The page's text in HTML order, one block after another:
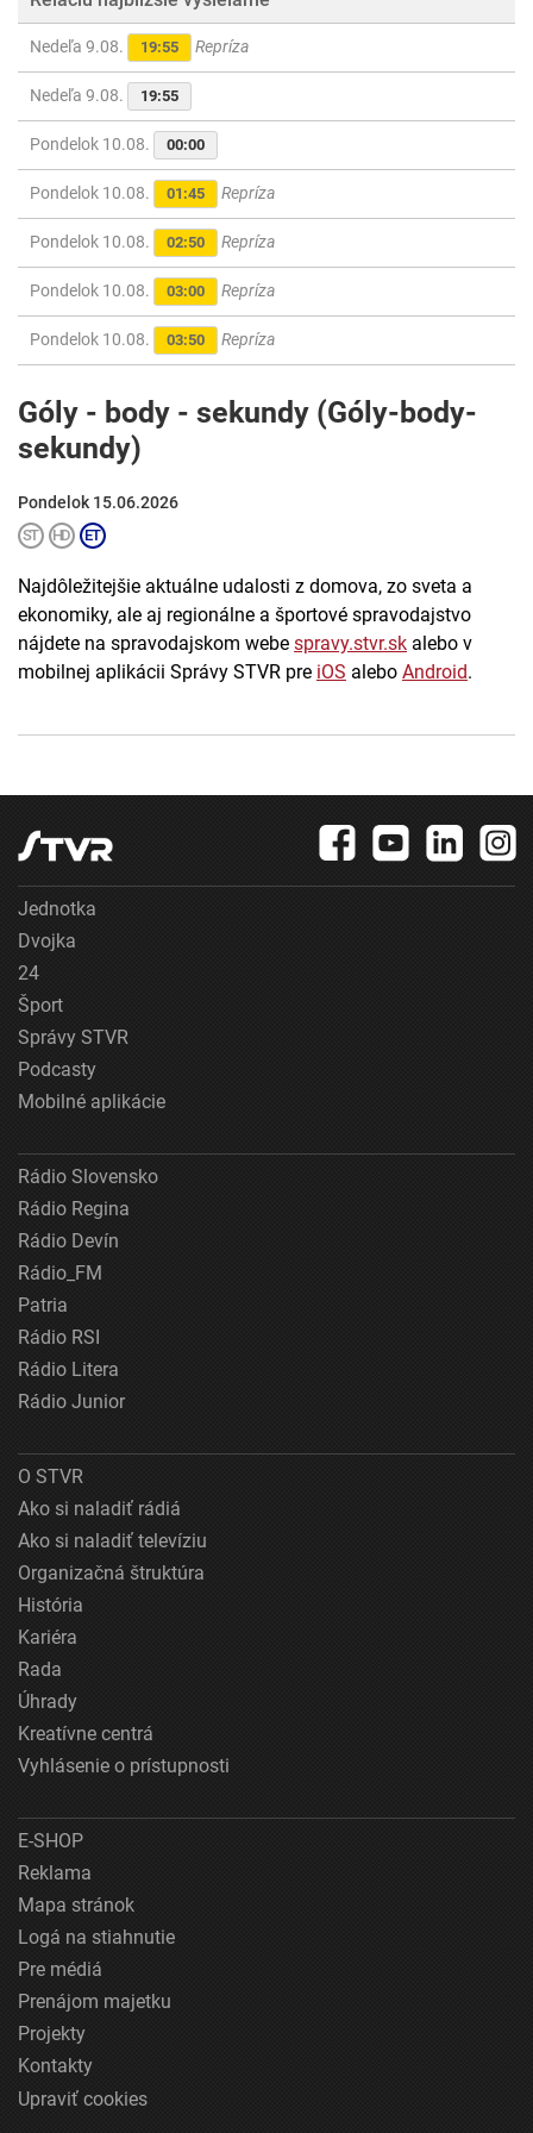
Nedeľa 9.08. 19:55 Repríza
Nedeľa 9.08. 19:55
Pondelok 10.08. 00:00
Pondelok 10.08. 01:45 Repríza
Pondelok 10.08. 02:50 Repríza
Pondelok 10.08. 03:00 Repríza
Pondelok 10.08. 03:50 Repríza
Góly - body - sekundy (Góly-body-
sekundy)
Pondelok 15.06.2026
Najdôležitejšie aktuálne udalosti z domova, zo sveta a
ekonomiky, ale aj regionálne a športové spravodajstvo
nájdete na spravodajskom webe spravy.stvr.sk alebo v
mobilnej aplikácii Správy STVR pre iOS alebo Android.
Jednotka
Dvojka
24
Šport
Správy STVR
Podcasty
Mobilné aplikácie
Rádio Slovensko
Rádio Regina
Rádio Devín
Rádio_FM
Patria
Rádio RSI
Rádio Litera
Rádio Junior
O STVR
Ako si naladiť rádiá
Ako si naladiť televíziu
Organizačná štruktúra
História
Kariéra
Rada
Úhrady
Kreatívne centrá
Vyhlásenie o prístupnosti
E-SHOP
Reklama
Mapa stránok
Logá na stiahnutie
Pre médiá
Prenájom majetku
Projekty
Kontakty
Upraviť cookies